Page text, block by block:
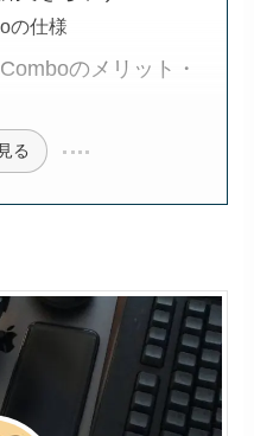
の仕様
のメリット・
る